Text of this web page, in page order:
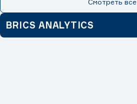
Смотреть все
BRICS ANALYTICS